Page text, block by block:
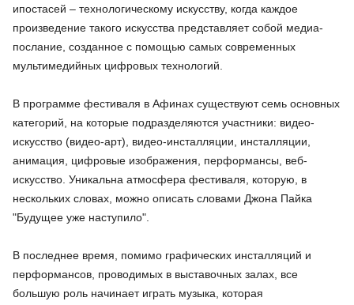
ипостасей – технологическому искусству, когда каждое
произведение такого искусства представляет собой медиа-
послание, созданное с помощью самых современных
мультимедийных цифровых технологий.
В программе фестиваля в Афинах существуют семь основных
категорий, на которые подразделяются участники: видео-
искусство (видео-арт), видео-инсталляции, инсталляции,
анимация, цифровые изображения, перформансы, веб-
искусство. Уникальна атмосфера фестиваля, которую, в
нескольких словах, можно описать словами Джона Пайка
"Будущее уже наступило".
В последнее время, помимо графических инсталляций и
перформансов, проводимых в выставочных залах, все
большую роль начинает играть музыка, которая